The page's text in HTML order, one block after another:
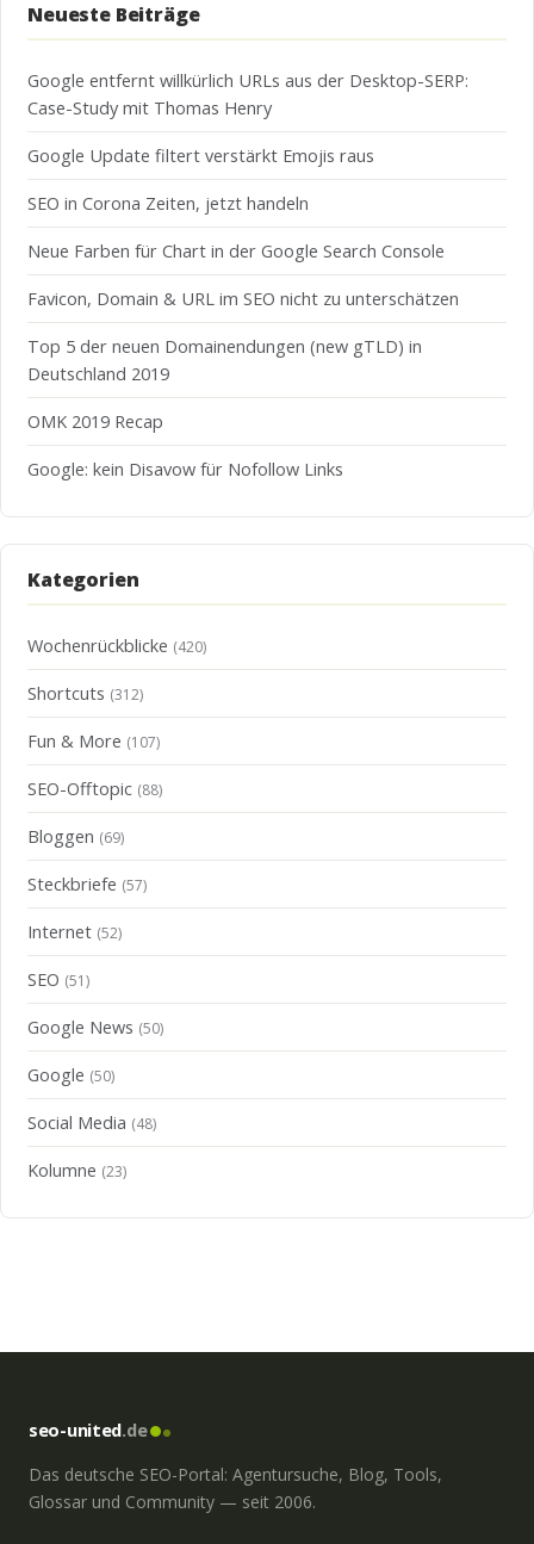
Neueste Beiträge
Google entfernt willkürlich URLs aus der Desktop-SERP:
Case-Study mit Thomas Henry
Google Update filtert verstärkt Emojis raus
SEO in Corona Zeiten, jetzt handeln
Neue Farben für Chart in der Google Search Console
Favicon, Domain & URL im SEO nicht zu unterschätzen
Top 5 der neuen Domainendungen (new gTLD) in
Deutschland 2019
OMK 2019 Recap
Google: kein Disavow für Nofollow Links
Kategorien
Wochenrückblicke (420)
Shortcuts (312)
Fun & More (107)
SEO-Offtopic (88)
Bloggen (69)
Steckbriefe (57)
Internet (52)
SEO (51)
Google News (50)
Google (50)
Social Media (48)
Kolumne (23)
seo-united.de
Das deutsche SEO-Portal: Agentursuche, Blog, Tools,
Glossar und Community — seit 2006.